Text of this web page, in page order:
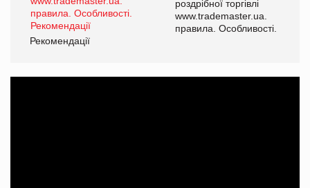
роздрібної торгівлі
www.trademaster.ua.
правила. Особливості.
Рекомендації